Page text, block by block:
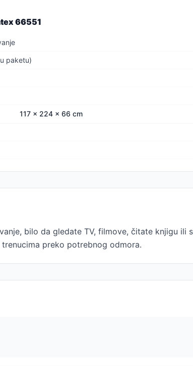
66551
paketu)
117 x 224 x 66 cm
bilo da gledate TV, filmove, čitate knjigu
preko potrebnog odmora.